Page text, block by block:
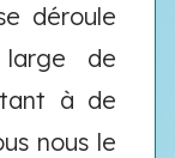
déroule
de
à de
nous le